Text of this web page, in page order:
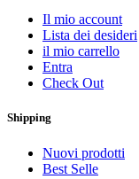
Il mio account
Lista dei desideri
il mio carrello
Entra
Check Out
Shipping
Nuovi prodotti
Best Selle